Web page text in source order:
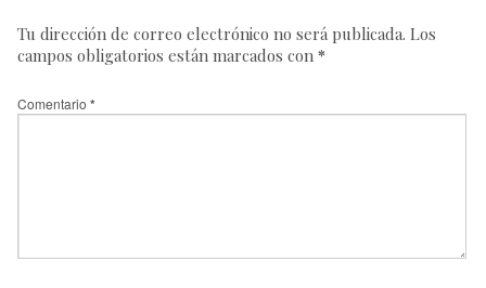
Tu dirección de correo electrónico no será publicada. Los
campos obligatorios están marcados con *
Comentario *